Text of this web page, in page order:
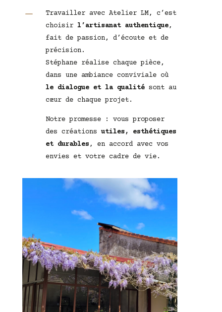
K
Travailler avec Atelier LM, c’est
choisirl’artisanat authentique,
fait de passion, d’écoute et de
précision.
Stéphane réalise chaque pièce,
dans une ambiance conviviale où
le dialogue et la qualité sont au
cœur de chaque projet.
Notre promesse : vous proposer
des créationsutiles, esthétiques
et durables, en accord avec vos
envies et votre cadre de vie.